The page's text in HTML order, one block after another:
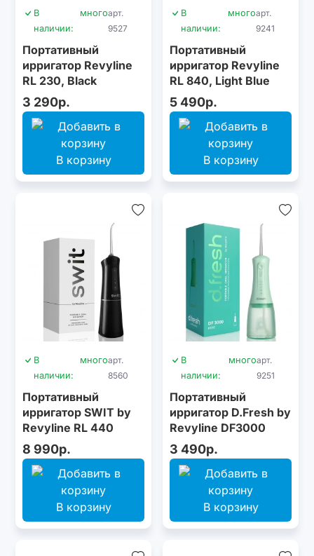
В
наличии:
многоарт.
9527
Портативный
ирригатор Revyline
RL 230, Black
3 290р.
В корзину
В
наличии:
многоарт.
9241
Портативный
ирригатор Revyline
RL 840, Light Blue
5 490р.
В корзину
В
наличии:
многоарт.
8560
Портативный
ирригатор SWIT by
Revyline RL 440
Black
8 990р.
В корзину
В
наличии:
многоарт.
9251
Портативный
ирригатор D.Fresh by
Revyline DF3000
Mint
3 490р.
В корзину